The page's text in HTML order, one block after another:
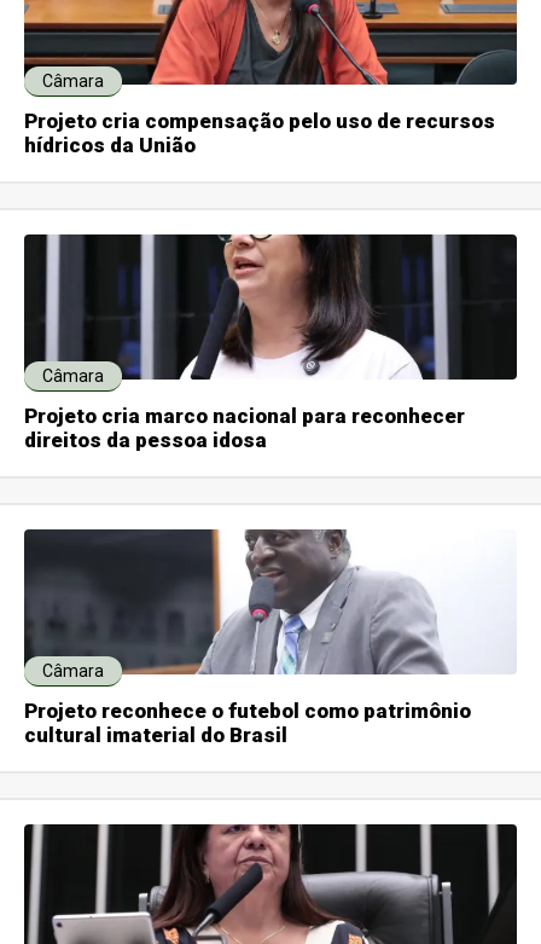
Câmara
Projeto cria compensação pelo uso de recursos
hídricos da União
Câmara
Projeto cria marco nacional para reconhecer
direitos da pessoa idosa
Câmara
Projeto reconhece o futebol como patrimônio
cultural imaterial do Brasil